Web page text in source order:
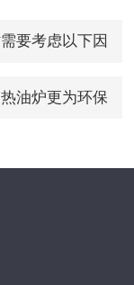
要考虑以下因
油炉更为环保